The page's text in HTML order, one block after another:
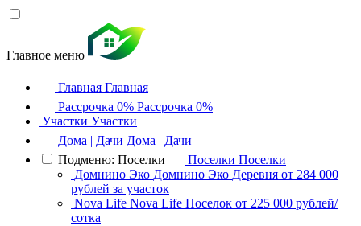
Главное меню
Главная Главная
Рассрочка 0% Рассрочка 0%
Участки Участки
Дома | Дачи Дома | Дачи
Подменю: Поселки
Поселки Поселки
Домнино Эко Домнино Эко Деревня от 284 000
рублей за участок
Nova Life Nova Life Поселок от 225 000 рублей/
сотка